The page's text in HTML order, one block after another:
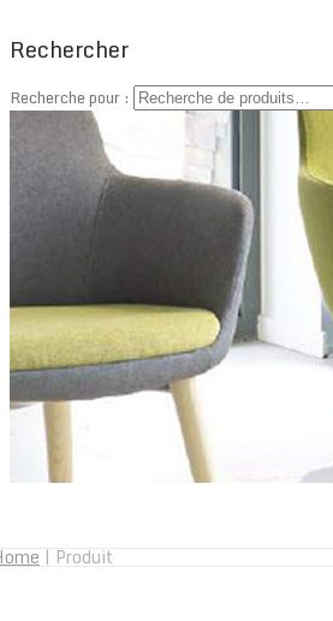
Rechercher
Recherche pour :
| Produit